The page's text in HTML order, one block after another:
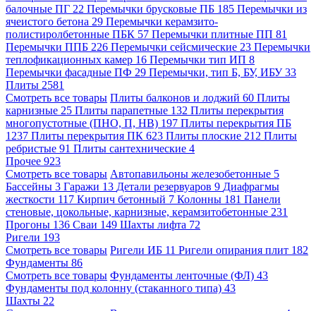
балочные ПГ 22 Перемычки брусковые ПБ 185 Перемычки из
ячеистого бетона 29 Перемычки керамзито-
полистиролбетонные ПБК 57 Перемычки плитные ПП 81
Перемычки ППБ 226 Перемычки сейсмические 23 Перемычки
теплофикационных камер 16 Перемычки тип ИП 8
Перемычки фасадные ПФ 29 Перемычки, тип Б, БУ, ИБУ 33
Плиты 2581
Смотреть все товары Плиты балконов и лоджий 60 Плиты
карнизные 25 Плиты парапетные 132 Плиты перекрытия
многопустотные (ПНО, П, НВ) 197 Плиты перекрытия ПБ
1237 Плиты перекрытия ПК 623 Плиты плоские 212 Плиты
ребристые 91 Плиты сантехнические 4
Прочее 923
Смотреть все товары Автопавильоны железобетонные 5
Бассейны 3 Гаражи 13 Детали резервуаров 9 Диафрагмы
жесткости 117 Кирпич бетонный 7 Колонны 181 Панели
стеновые, цокольные, карнизные, керамзитобетонные 231
Прогоны 136 Сваи 149 Шахты лифта 72
Ригели 193
Смотреть все товары Ригели ИБ 11 Ригели опирания плит 182
Фундаменты 86
Смотреть все товары Фундаменты ленточные (ФЛ) 43
Фундаменты под колонну (стаканного типа) 43
Шахты 22